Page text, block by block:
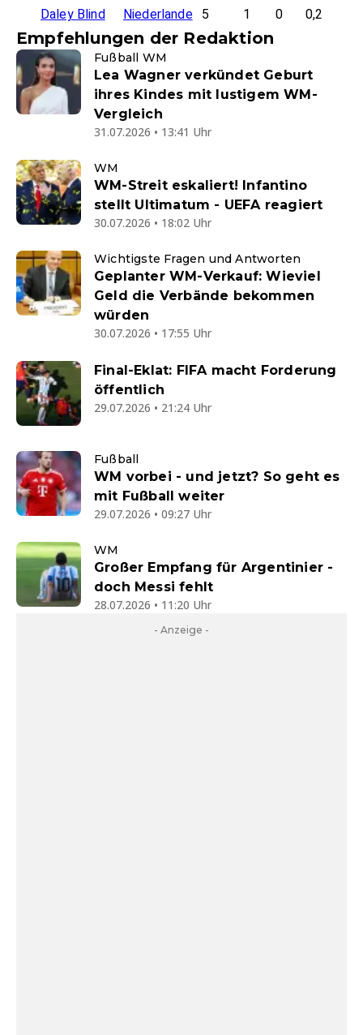
Daley Blind Niederlande 5 1 0 0,2
Empfehlungen der Redaktion
Fußball WM
Lea Wagner verkündet Geburt
ihres Kindes mit lustigem WM-
Vergleich
31.07.2026 • 13:41 Uhr
WM
WM-Streit eskaliert! Infantino
stellt Ultimatum - UEFA reagiert
30.07.2026 • 18:02 Uhr
Wichtigste Fragen und Antworten
Geplanter WM-Verkauf: Wieviel
Geld die Verbände bekommen
würden
30.07.2026 • 17:55 Uhr
Final-Eklat: FIFA macht Forderung
öffentlich
29.07.2026 • 21:24 Uhr
Fußball
WM vorbei - und jetzt? So geht es
mit Fußball weiter
29.07.2026 • 09:27 Uhr
WM
Großer Empfang für Argentinier -
doch Messi fehlt
28.07.2026 • 11:20 Uhr
- Anzeige -